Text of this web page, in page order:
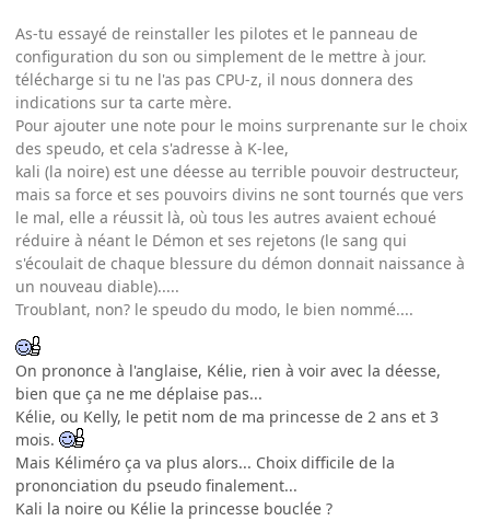
As-tu essayé de reinstaller les pilotes et le panneau de
configuration du son ou simplement de le mettre à jour.
télécharge si tu ne l'as pas CPU-z, il nous donnera des
indications sur ta carte mère.
Pour ajouter une note pour le moins surprenante sur le choix
des speudo, et cela s'adresse à K-lee,
kali (la noire) est une déesse au terrible pouvoir destructeur,
mais sa force et ses pouvoirs divins ne sont tournés que vers
le mal, elle a réussit là, où tous les autres avaient echoué
réduire à néant le Démon et ses rejetons (le sang qui
s'écoulait de chaque blessure du démon donnait naissance à
un nouveau diable).....
Troublant, non? le speudo du modo, le bien nommé....
On prononce à l'anglaise, Kélie, rien à voir avec la déesse,
bien que ça ne me déplaise pas...
Kélie, ou Kelly, le petit nom de ma princesse de 2 ans et 3
mois.
Mais Kéliméro ça va plus alors... Choix difficile de la
prononciation du pseudo finalement...
Kali la noire ou Kélie la princesse bouclée ?